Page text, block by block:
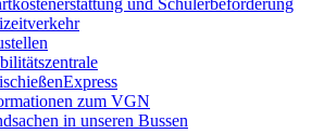
und Schülerbeförderung
zum VGN
in unseren Bussen